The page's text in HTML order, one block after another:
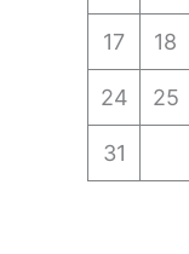
17 18
24 25
31